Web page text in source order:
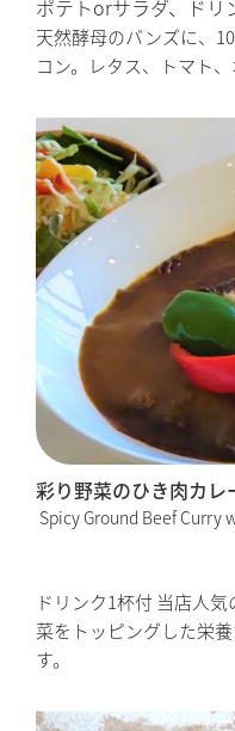
ポテトorサラダ、ドリ
天然酵母のバンズに、
コン。レタス、トマト
彩り野菜のひき肉カレ
Spicy Ground Beef Curry
ドリンク1杯付 当店人
菜をトッピングした栄
す。